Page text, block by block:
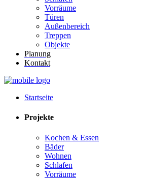
Vorräume
Türen
Außenbereich
Treppen
Objekte
Planung
Kontakt
Startseite
Projekte
Kochen & Essen
Bäder
Wohnen
Schlafen
Vorräume